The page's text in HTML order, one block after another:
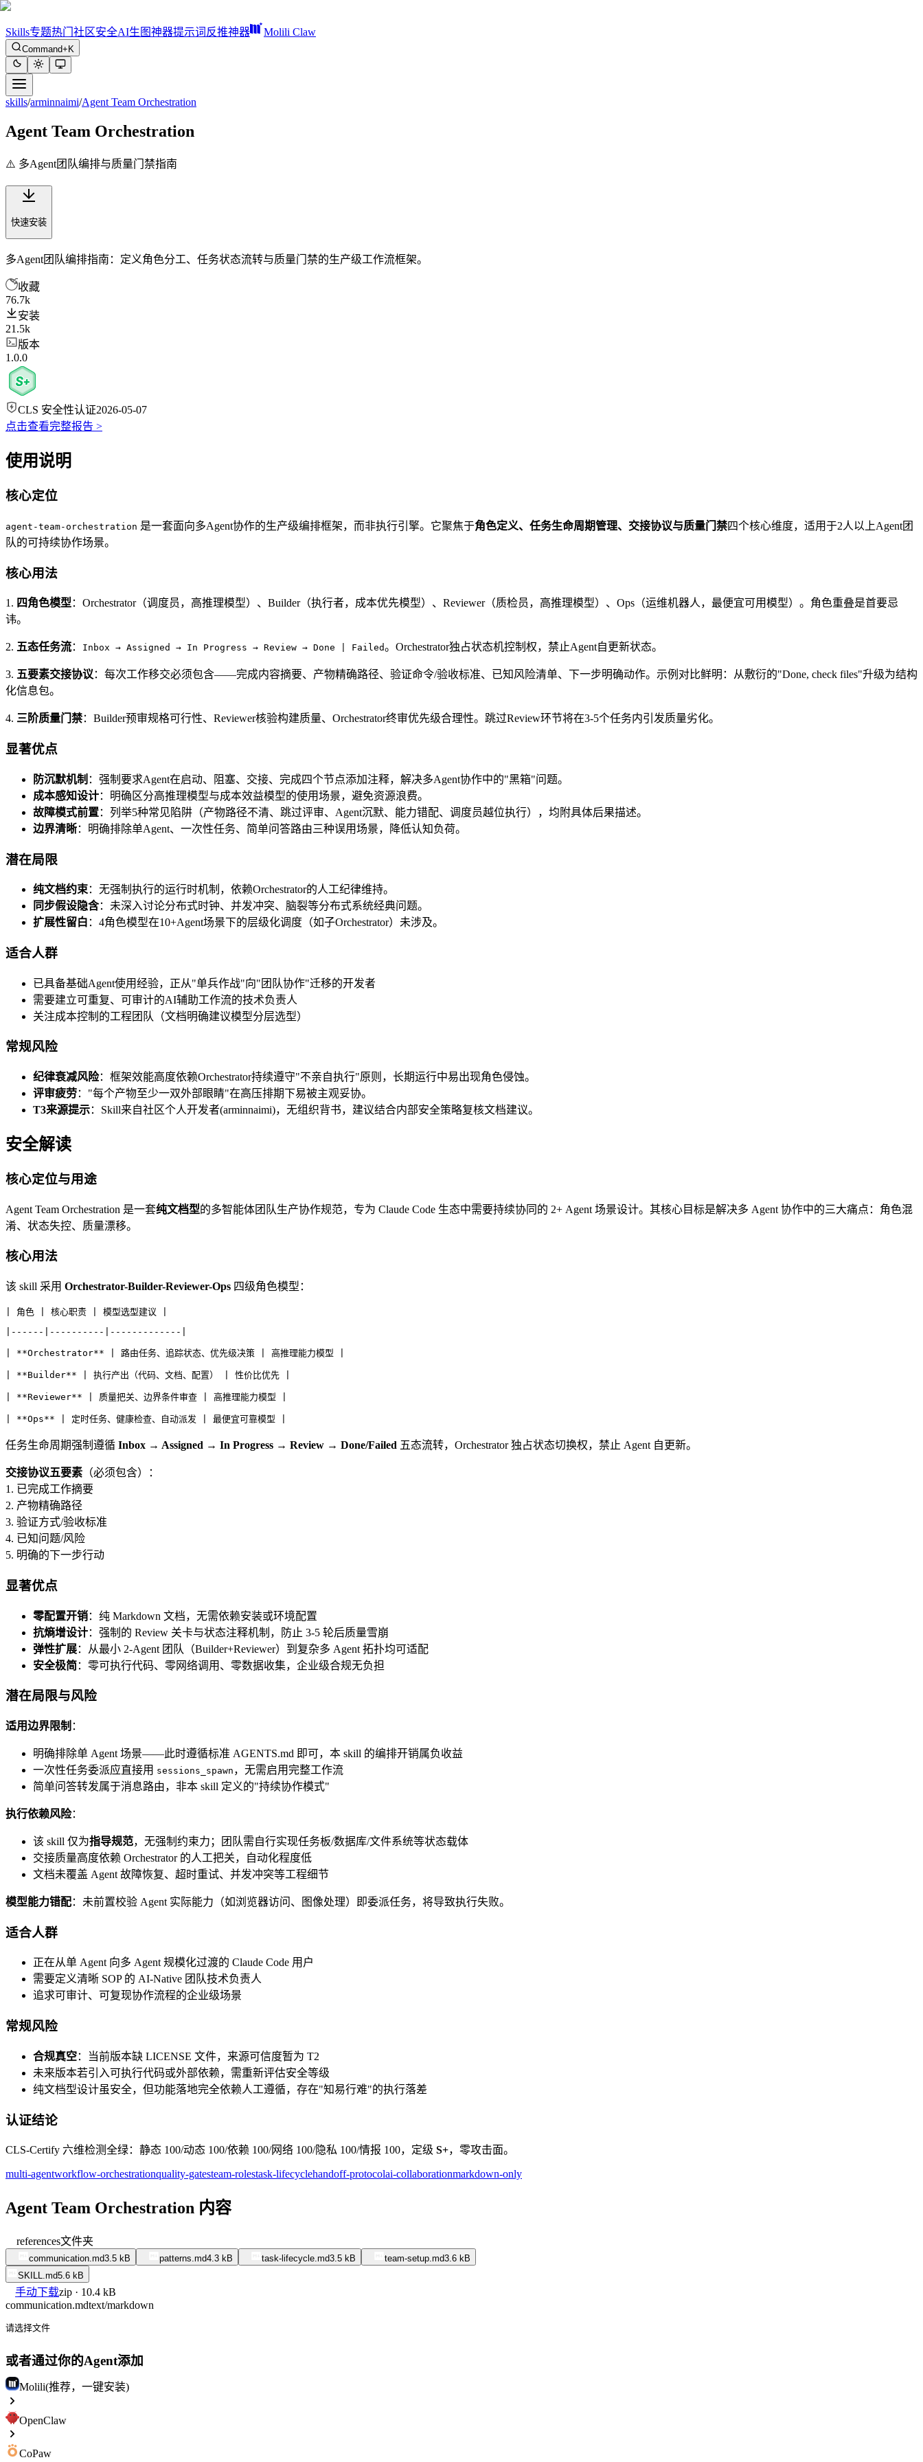
Skills专题热门 社区安全AI生图神器提示词反推神器 Molili Claw
Command+K
skills/arminnaimi/Agent Team Orchestration
Agent Team Orchestration
⚠️ 多Agent团队编排与质量门禁指南
快速安装
多Agent团队编排指南：定义角色分工、任务状态流转与质量门禁的生产级工作流框架。
收藏
76.7k
安装
21.5k
版本
1.0.0
CLS 安全性认证2026-05-07
点击查看完整报告 >
使用说明
核心定位
agent-team-orchestration 是一套面向多Agent协作的生产级编排框架，而非执行引擎。它聚焦于角色定义、任务生命周期管理、交接协议与质量门禁四个核心维度，适用于2人以上Agent团
队的可持续协作场景。
核心用法
1. 四角色模型：Orchestrator（调度员，高推理模型）、Builder（执行者，成本优先模型）、Reviewer（质检员，高推理模型）、Ops（运维机器人，最便宜可用模型）。角色重叠是首要忌
讳。
2. 五态任务流： Inbox → Assigned → In Progress → Review → Done | Failed。Orchestrator独占状态机控制权，禁止Agent自更新状态。
3. 五要素交接协议：每次工作移交必须包含——完成内容摘要、产物精确路径、验证命令/验收标准、已知风险清单、下一步明确动作。示例对比鲜明：从敷衍的"Done, check files"升级为结构
化信息包。
4. 三阶质量门禁：Builder预审规格可行性、Reviewer核验构建质量、Orchestrator终审优先级合理性。跳过Review环节将在3-5个任务内引发质量劣化。
显著优点
防沉默机制 ：强制要求Agent在启动、阻塞、交接、完成四个节点添加注释，解决多Agent协作中的"黑箱"问题。
成本感知设计：明确区分高推理模型与成本效益模型的使用场景，避免资源浪费。
故障模式前置：列举5种常见陷阱（产物路径不清、跳过评审、Agent沉默、能力错配、调度员越位执行），均附具体后果描述。
边界清晰：明确排除单Agent、一次性任务、简单问答路由三种误用场景，降低认知负荷。
潜在局限
纯文档约束：无强制执行的运行时机制，依赖Orchestrator的人工纪律维持。
同步假设隐含：未深入讨论分布式时钟、并发冲突、脑裂等分布式系统经典问题。
扩展性留白 ：4角色模型在10+Agent场景下的层级化调度（如子Orchestrator）未涉及。
适合人群
已具备基础Agent使用经验，正从"单兵作战"向"团队协作"迁移的开发者
需要建立可重复、可审计的AI辅助工作流的技术负责人
关注成本控制的工程团队（文档明确建议模型分层选型）
常规风险
纪律衰减风险：框架效能高度依赖Orchestrator持续遵守"不亲自执行"原则，长期运行中易出现角色侵蚀。
评审疲劳："每个产物至少一双外部眼睛"在高压排期下易被主观妥协。
T3来源提示：Skill来自社区个人开发者(arminnaimi)，无组织背书，建议结合内部安全策略复核文档建议。
安全解读
核心定位与用途
Agent Team Orchestration 是一套纯文档型的多智能体团队生产协作规范，专为 Claude Code 生态中需要持续协同的 2+ Agent 场景设计。其核心目标是解决多 Agent 协作中的三大痛点：角色混
淆、状态失控、质量漂移。
核心用法
该 skill 采用 Orchestrator-Builder-Reviewer-Ops 四级角色模型：
| 角色 | 核心职责 | 模型选型建议 |
|------|----------|-------------|
| **Orchestrator** | 路由任务、追踪状态、优先级决策 | 高推理能力模型 |
| **Builder** | 执行产出（代码、文档、配置） | 性价比优先 |
| **Reviewer** | 质量把关、边界条件审查 | 高推理能力模型 |
| **Ops** | 定时任务、健康检查、自动派发 | 最便宜可靠模型 |
任务生命周期强制遵循 Inbox → Assigned → In Progress → Review → Done/Failed 五态流转，Orchestrator 独占状态切换权，禁止 Agent 自更新。
交接协议五要素 （必须包含）：
1. 已完成工作摘要
2. 产物精确路径
3. 验证方式/验收标准
4. 已知问题/风险
5. 明确的下一步行动
显著优点
零配置开销：纯 Markdown 文档，无需依赖安装或环境配置
抗熵增设计：强制的 Review 关卡与状态注释机制，防止 3-5 轮后质量雪崩
弹性扩展：从最小 2-Agent 团队（Builder+Reviewer）到复杂多 Agent 拓扑均可适配
安全极简：零可执行代码、零网络调用、零数据收集，企业级合规无负担
潜在局限与风险
适用边界限制 ：
明确排除单 Agent 场景——此时遵循标准 AGENTS.md 即可，本 skill 的编排开销属负收益
一次性任务委派应直接用 sessions_spawn ，无需启用完整工作流
简单问答转发属于消息路由，非本 skill 定义的"持续协作模式"
执行依赖风险：
该 skill 仅为指导规范，无强制约束力；团队需自行实现任务板/数据库/文件系统等状态载体
交接质量高度依赖 Orchestrator 的人工把关，自动化程度低
文档未覆盖 Agent 故障恢复、超时重试、并发冲突等工程细节
模型能力错配：未前置校验 Agent 实际能力（如浏览器访问、图像处理）即委派任务，将导致执行失败。
适合人群
正在从单 Agent 向多 Agent 规模化过渡的 Claude Code 用户
需要定义清晰 SOP 的 AI-Native 团队技术负责人
追求可审计、可复现协作流程的企业级场景
常规风险
合规真空：当前版本缺 LICENSE 文件，来源可信度暂为 T2
未来版本若引入可执行代码或外部依赖，需重新评估安全等级
纯文档型设计虽安全，但功能落地完全依赖人工遵循，存在"知易行难"的执行落差
认证结论
CLS-Certify 六维检测全绿：静态 100/动态 100/依赖 100/网络 100/隐私 100/情报 100，定级 S+，零攻击面。
multi-agentworkflow-orchestrationquality-gatesteam-rolestask-lifecyclehandoff-protocolai-collaborationmarkdown-only
Agent Team Orchestration 内容
references文件夹
communication.md3.5 kB patterns.md4.3 kB task-lifecycle.md3.5 kB team-setup.md3.6 kB
SKILL.md5.6 kB
手动下载zip · 10.4 kB
communication.mdtext/markdown
请选择文件
或者通过你的Agent添加
Molili(推荐，一键安装)
OpenClaw
CoPaw